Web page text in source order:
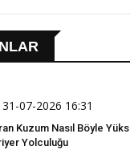
31-07-2026 16:31
Kuzum Nasıl Böyle
Yolculuğu